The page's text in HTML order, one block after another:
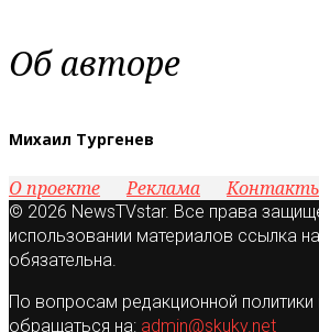
Об авторе
Михаил Тургенев
О проекте Реклама
© 2026 NewsTVstar. Все права
использовании материалов ссылка на
обязательна.
По вопросам редакционной
обращаться на: admin@skuky.net